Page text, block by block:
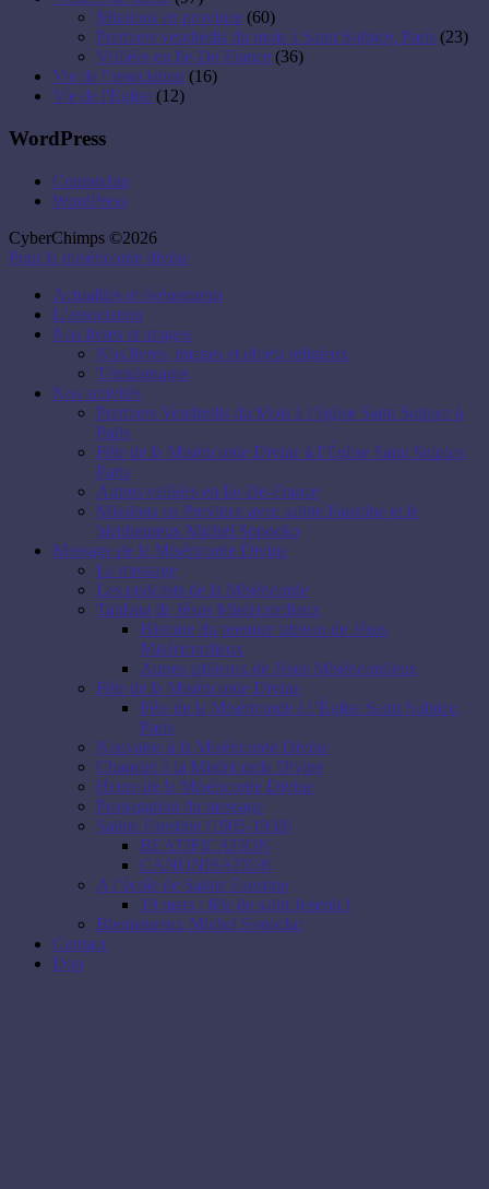
Missions en province (60)
Premiers vendredis du mois à Saint Sulpice, Paris (23)
Veillées en Ile-De-France (36)
Vie de l'association (16)
Vie de l'Eglise (12)
WordPress
Connexion
WordPress
CyberChimps ©2026
Pour la miséricorde divine
Actualités et évènements
L’association
Nos livres et images
Nos livres, images et objets religieux
Témoignages
Nos activités
Premiers Vendredis du Mois à l’église Saint Sulpice à
Paris
Fête de la Miséricorde Divine à l’Église Saint Sulpice,
Paris
Autres veillées en Ile-De-France
Missions en Province avec sainte Faustine et le
bienheureux Michel Sopocko
Message de la Miséricorde Divine
Le message
Les podcasts de la Miséricorde
Tableau de Jésus Miséricordieux
Histoire du premier tableau de Jésus
Miséricordieux
Autres tableaux de Jésus Miséricordieux
Fête de la Miséricorde Divine
Fête de la Miséricorde à l’Église Saint Sulpice,
Paris
Neuvaine à la Miséricorde Divine
Chapelet à la Miséricorde Divine
Heure de la Miséricorde Divine
Propagation du message
Sainte Faustine (1905-1938)
BEATIFICATION
CANONISATION
A l’école de Sainte Faustine
19 mars : fête de saint Joseph !
Bienheureux Michel Sopocko
Contact
Don